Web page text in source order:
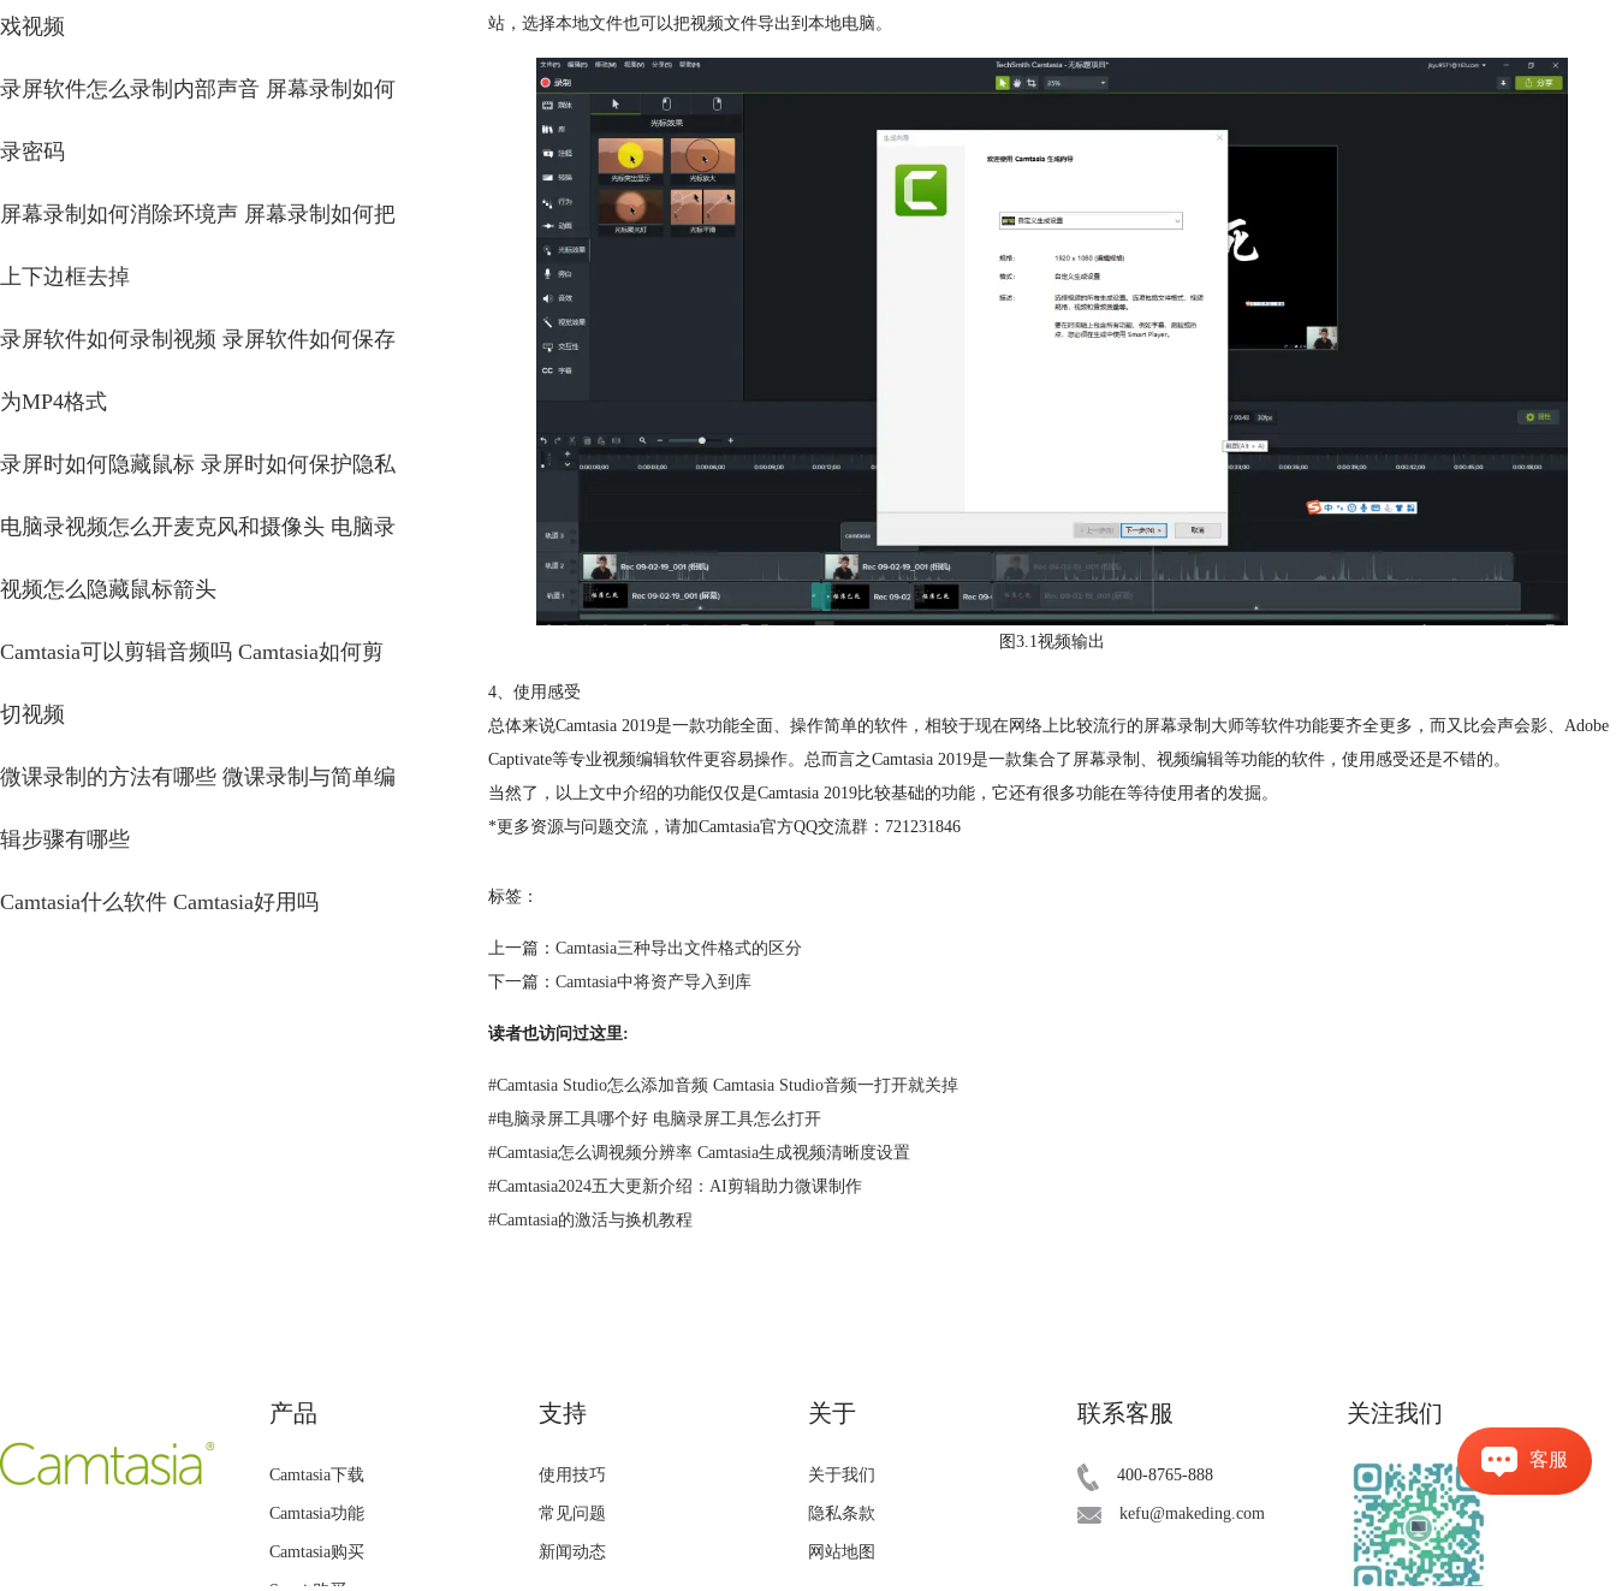
客服
戏视频
录屏软件怎么录制内部声音 屏幕录制如何
录密码
屏幕录制如何消除环境声 屏幕录制如何把
上下边框去掉
录屏软件如何录制视频 录屏软件如何保存
为MP4格式
录屏时如何隐藏鼠标 录屏时如何保护隐私
电脑录视频怎么开麦克风和摄像头 电脑录
视频怎么隐藏鼠标箭头
Camtasia可以剪辑音频吗 Camtasia如何剪
切视频
微课录制的方法有哪些 微课录制与简单编
辑步骤有哪些
Camtasia什么软件 Camtasia好用吗
站，选择本地文件也可以把视频文件导出到本地电脑。
图3.1视频输出
4、使用感受
总体来说Camtasia 2019是一款功能全面、操作简单的软件，相较于现在网络上比较流行的屏幕录制大师等软件功能要齐全更多，而又比会声会影、Adobe
Captivate等专业视频编辑软件更容易操作。总而言之Camtasia 2019是一款集合了屏幕录制、视频编辑等功能的软件，使用感受还是不错的。
当然了，以上文中介绍的功能仅仅是Camtasia 2019比较基础的功能，它还有很多功能在等待使用者的发掘。
*更多资源与问题交流，请加Camtasia官方QQ交流群：721231846
标签：
上一篇： Camtasia三种导出文件格式的区分
下一篇： Camtasia中将资产导入到库
读者也访问过这里:
#Camtasia Studio怎么添加音频 Camtasia Studio音频一打开就关掉
#电脑录屏工具哪个好 电脑录屏工具怎么打开
#Camtasia怎么调视频分辨率 Camtasia生成视频清晰度设置
#Camtasia2024五大更新介绍：AI剪辑助力微课制作
#Camtasia的激活与换机教程
产品
Camtasia下载
Camtasia功能
Camtasia购买
支持
使用技巧
常见问题
新闻动态
关于
关于我们
隐私条款
网站地图
联系客服
400-8765-888
kefu@makeding.com
关注我们